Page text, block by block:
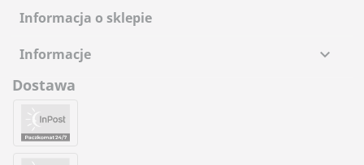
Informacja o sklepie
Informacje

Dostawa